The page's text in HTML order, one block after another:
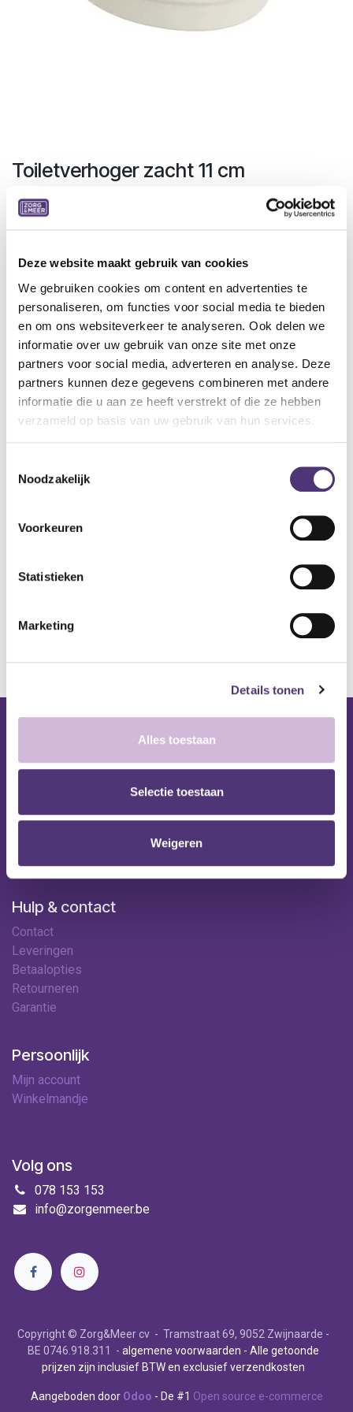
Deze website maakt gebruik van cookies
We gebruiken cookies om content en advertenties te
personaliseren, om functies voor social media te bieden
en om ons websiteverkeer te analyseren. Ook delen we
informatie over uw gebruik van onze site met onze
partners voor social media, adverteren en analyse. Deze
partners kunnen deze gegevens combineren met andere
informatie die u aan ze heeft verstrekt of die ze hebben
verzameld op basis van uw gebruik van hun services.
Noodzakelijk
Voorkeuren
Statistieken
Marketing
Details tonen
Alles toestaan
Selectie toestaan
Weigeren
Toiletverhoger zacht 11 cm
Dit is een zachte toiletverhoger. Het verhoogt de zitting van
het toilet met 11cm. Dit zorg voor meer comfort en
stabiliteit. De zachte mousse is beschermd door een
op de meeste toiletten. De toiletverhoger kan eenvoudig
gereinigd worden met water en zeep of met chloorvrije
ontsmettingsproducten.
Specificaties:
Hoogte 11 cm
Reiniging met water en zeep of chloorvrije
ontsmettingsproducten
Aan winkelmandje toevoegen
Levering: 2-5 werkdagen*
*Bij grote aankopen, gelieve de klantendienst te contacteren. Hier
kan de levertermijn iets langer zijn.
Shop
Ledenkorting
Hulp & contact
Contact
Leveringen
Betaalopties
Retourneren
Garantie
Persoonlijk
Mijn account
Winkelmandje
Volg ons
078 153 153
info@zorgenmeer.be
Copyright © Zorg&Meer cv - Tramstraat 69, 9052 Zwijnaarde -
BE 0746.918.311 - algemene voorwaarden - Alle getoonde
prijzen zijn inclusief BTW en exclusief verzendkosten
Aangeboden door Odoo - De #1 Open source e-commerce